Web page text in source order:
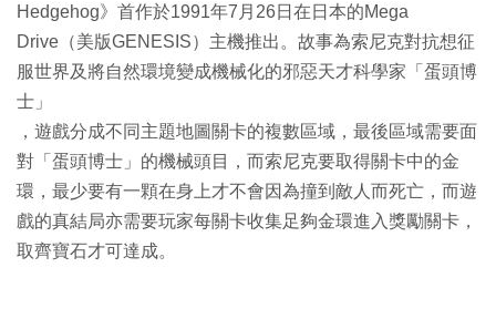
Hedgehog》首作於1991年7月26日在日本的Mega
Drive（美版GENESIS）主機推出。故事為索尼克對抗想征
服世界及將自然環境變成機械化的邪惡天才科學家「蛋頭博
士」
，遊戲分成不同主題地圖關卡的複數區域，最後區域需要面
對「蛋頭博士」的機械頭目，而索尼克要取得關卡中的金
環，最少要有一顆在身上才不會因為撞到敵人而死亡，而遊
戲的真結局亦需要玩家每關卡收集足夠金環進入獎勵關卡，
取齊寶石才可達成。